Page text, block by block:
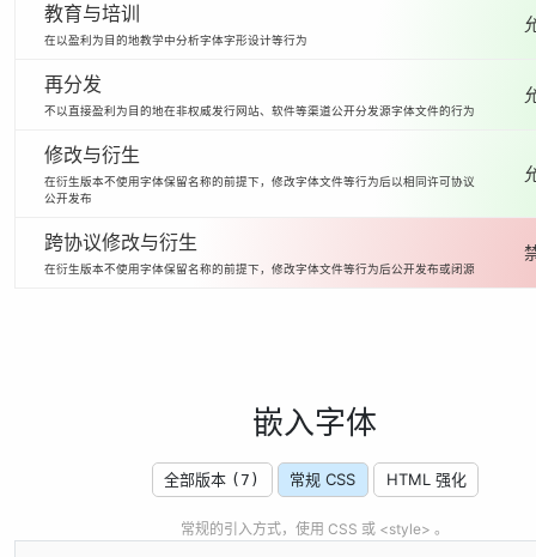
教育与培训
在以盈利为目的地教学中分析字体字形设计等行为
再分发
不以直接盈利为目的地在非权威发行网站、软件等渠道公开分发源字体文件的行为
修改与衍生
在衍生版本不使用字体保留名称的前提下，修改字体文件等行为后以相同许可协议
公开发布
跨协议修改与衍生
在衍生版本不使用字体保留名称的前提下，修改字体文件等行为后公开发布或闭源
嵌入字体
全部版本 (7) 常规 CSS HTML 强化
常规的引入方式，使用 CSS 或 <style> 。